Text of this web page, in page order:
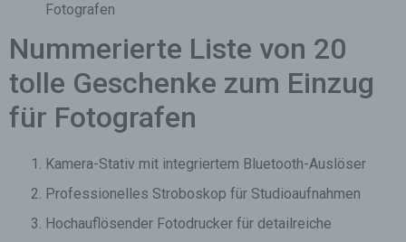
Fotografen
Nummerierte Liste von 20
tolle Geschenke zum Einzug
für Fotografen
Kamera-Stativ mit integriertem Bluetooth-Auslöser
Professionelles Stroboskop für Studioaufnahmen
Hochauflösender Fotodrucker für detailreiche